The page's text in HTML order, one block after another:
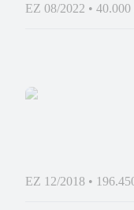
EZ 08/2022 • 40.000
EZ 12/2018 •